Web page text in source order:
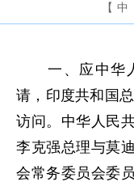
【 中
一、应中华人
请，印度共和国
访问。中华人民
李克强总理与莫
会常务委员会委